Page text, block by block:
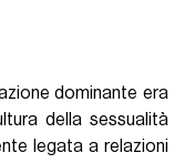
dominante era
della sessualità
legata a relazioni